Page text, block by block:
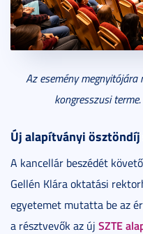
Az esemény megnyitójára
kongresszusi
Új alapítványi
A kancellár beszédét
Gellén Klára oktatási
egyetemet mutatta be az
a résztvevők az új SZTE